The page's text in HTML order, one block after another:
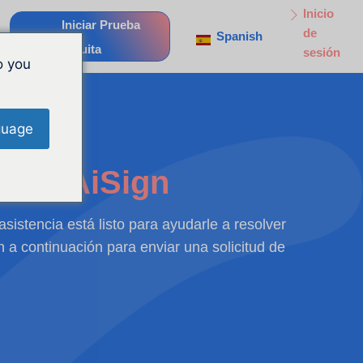
Iniciar Prueba
Gratuita
Spanish
Inicio
de
sesión
en AiSign
está listo para ayudarle a resolver
continuación para enviar una solicitud de
you